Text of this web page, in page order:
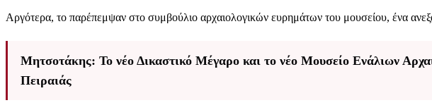
Αργότερα, το παρέπεμψαν στο συμβούλιο αρχαιολογικών ευρημάτων του μουσείου, ένα
Μητσοτάκης: Το νέο Δικαστικό Μέγαρο και το νέο Μουσείο Ενάλιων
Πειραιάς